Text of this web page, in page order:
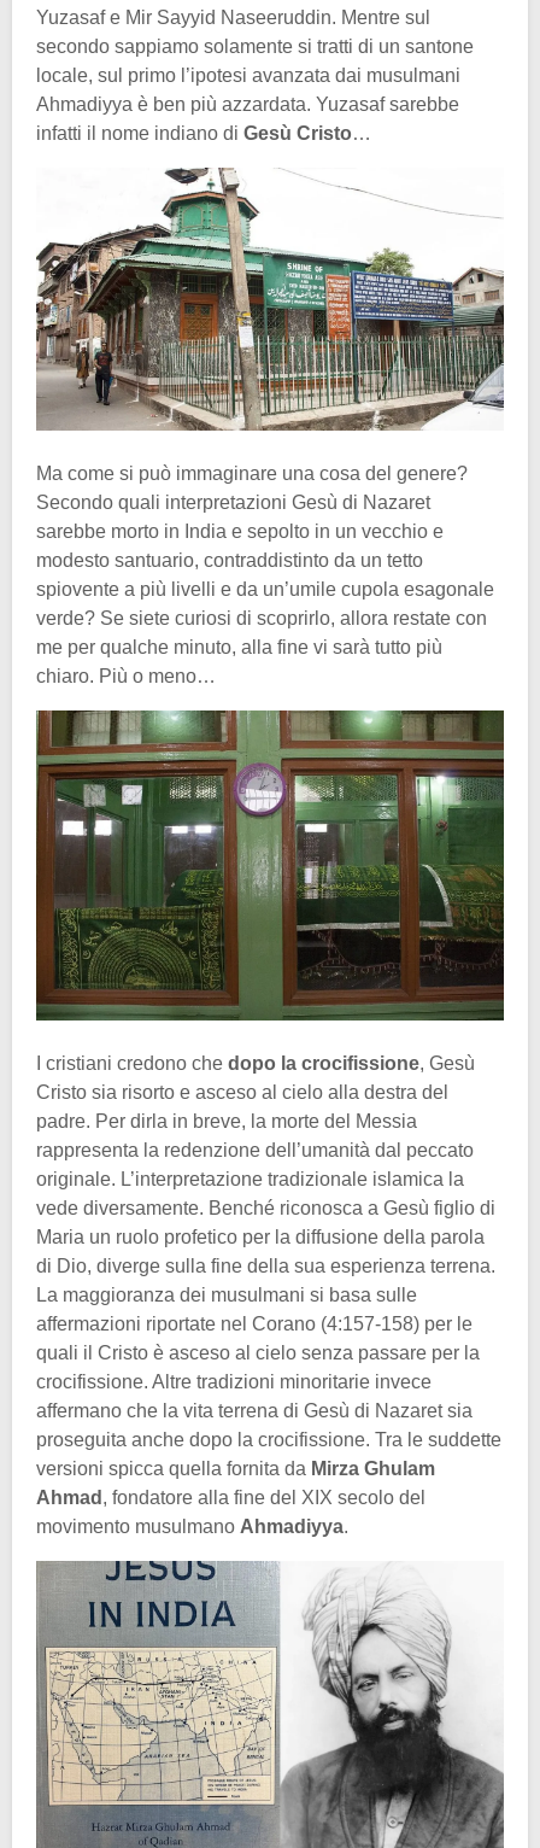
Yuzasaf e Mir Sayyid Naseeruddin. Mentre sul
secondo sappiamo solamente si tratti di un santone
locale, sul primo l’ipotesi avanzata dai musulmani
Ahmadiyya è ben più azzardata. Yuzasaf sarebbe
infatti il nome indiano di Gesù Cristo…
Ma come si può immaginare una cosa del genere?
Secondo quali interpretazioni Gesù di Nazaret
sarebbe morto in India e sepolto in un vecchio e
modesto santuario, contraddistinto da un tetto
spiovente a più livelli e da un’umile cupola esagonale
verde? Se siete curiosi di scoprirlo, allora restate con
me per qualche minuto, alla fine vi sarà tutto più
chiaro. Più o meno…
I cristiani credono che dopo la crocifissione, Gesù
Cristo sia risorto e asceso al cielo alla destra del
padre. Per dirla in breve, la morte del Messia
rappresenta la redenzione dell’umanità dal peccato
originale. L’interpretazione tradizionale islamica la
vede diversamente. Benché riconosca a Gesù figlio di
Maria un ruolo profetico per la diffusione della parola
di Dio, diverge sulla fine della sua esperienza terrena.
La maggioranza dei musulmani si basa sulle
affermazioni riportate nel Corano (4:157-158) per le
quali il Cristo è asceso al cielo senza passare per la
crocifissione. Altre tradizioni minoritarie invece
affermano che la vita terrena di Gesù di Nazaret sia
proseguita anche dopo la crocifissione. Tra le suddette
versioni spicca quella fornita da Mirza Ghulam
Ahmad , fondatore alla fine del XIX secolo del
movimento musulmano Ahmadiyya.